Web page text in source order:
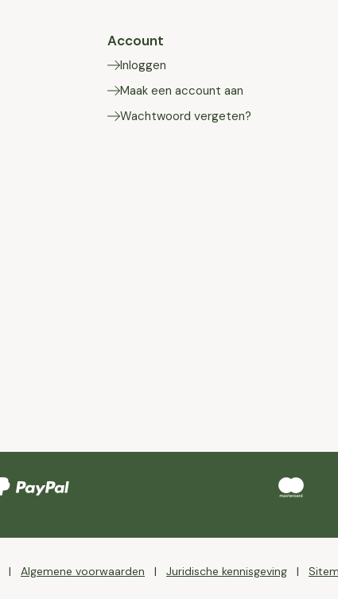
Account
Inloggen
Maak een account aan
Wachtwoord vergeten?
Algemene voorwaarden Juridische kennisgeving